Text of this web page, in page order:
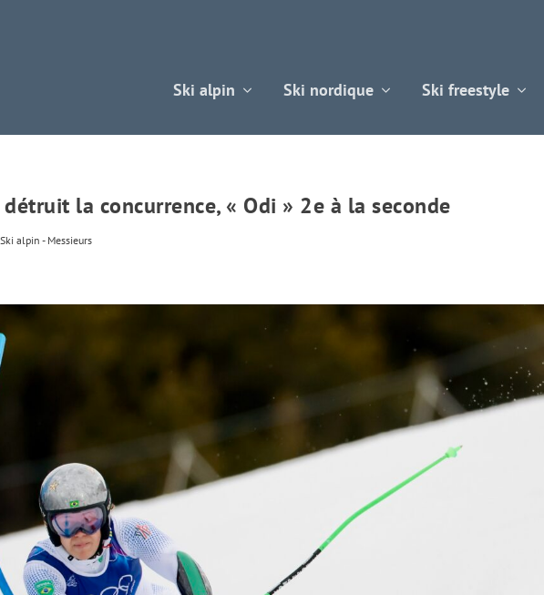
Ski alpin Ski nordique Ski freestyle
la concurrence, « Odi » 2e à la seconde
Ski alpin - Messieurs